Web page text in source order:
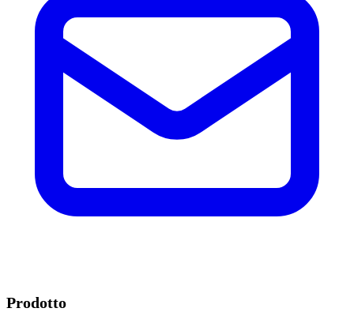
Prodotto